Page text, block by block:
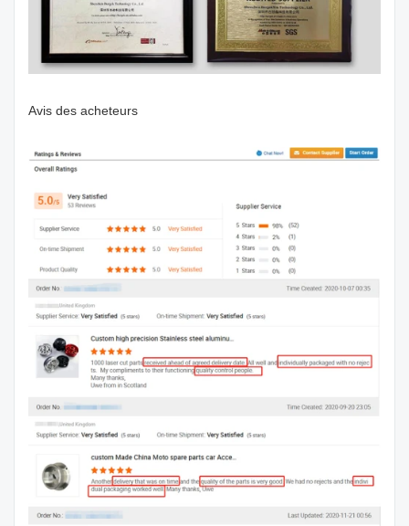
Avis des acheteurs